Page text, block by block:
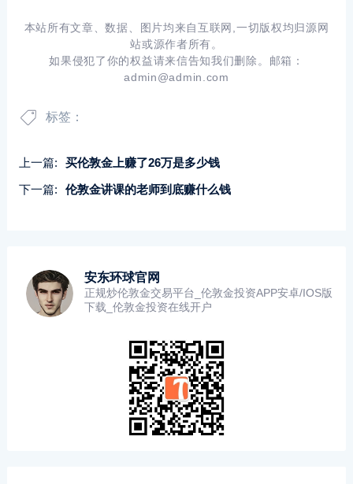
本站所有文章、数据、图片均来自互联网,一切版权均归源网
站或源作者所有。
如果侵犯了你的权益请来信告知我们删除。邮箱：
admin@admin.com
标签：
上一篇:
买伦敦金上赚了26万是多少钱
下一篇:
伦敦金讲课的老师到底赚什么钱
安东环球官网
正规炒伦敦金交易平台_伦敦金投资APP安卓/IOS版
下载_伦敦金投资在线开户